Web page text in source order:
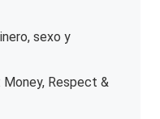
sexo y
Respect &